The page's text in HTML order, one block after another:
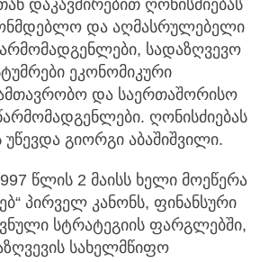
დაკავშირებით ღონისძიებას
და აღმასრულებელი
სადაზღვევო
ეკონომიკური
და საერთაშორისო
ღონისძიებას
გიორგი აბაშიშვილი.
წლის 2 მაისს ხელი მოეწერა
პირველ კანონს, ფინანსური
სტრატეგიის ფარგლებში,
სახელმწიფო